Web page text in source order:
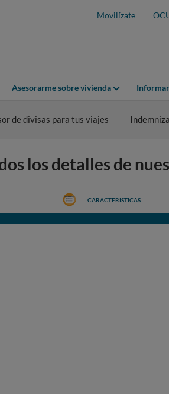
Movilízate
Asesorarme sobre vivienda
de divisas para tus viajes
los detalles de
CARACTERÍSTICAS